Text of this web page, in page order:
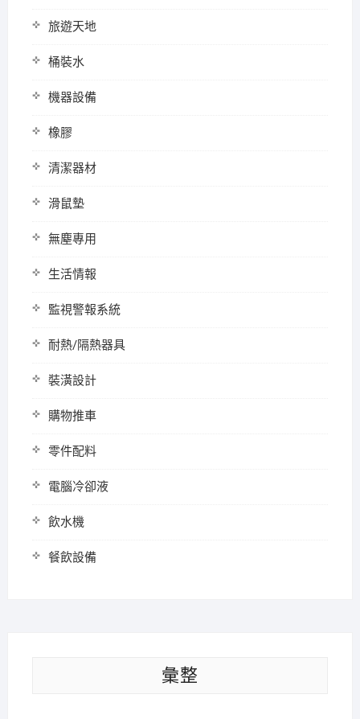
旅遊天地
桶裝水
機器設備
橡膠
清潔器材
滑鼠墊
無塵專用
生活情報
監視警報系統
耐熱/隔熱器具
裝潢設計
購物推車
零件配料
電腦冷卻液
飲水機
餐飲設備
彙整